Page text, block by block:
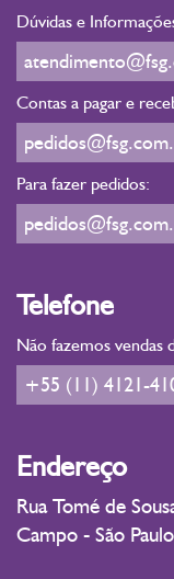
Dúvidas e
Contas a pagar e
Para fazer pedidos:
Telefone
Não fazemos vendas
+55 (11) 4121-
Endereço
Rua Tomé de
Campo - São